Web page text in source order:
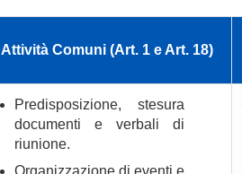
Attività Comuni (Art. 1 e Art. 18)
Predisposizione, stesura
documenti e verbali di
riunione.
Organizzazione di eventi e